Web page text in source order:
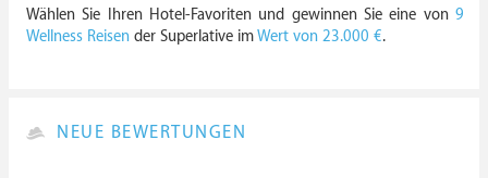
Wählen Sie Ihren Hotel-Favoriten und gewinnen Sie eine von 9
Wellness Reisen der Superlative imWert von 23.000 €.
NEUE BEWERTUNGEN